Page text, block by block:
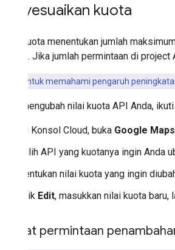
Menyesuaikan kuota
Batas kuota menentukan jumlah
tertentu. Jika jumlah permintaan di
Untuk memahami pengaruh
Untuk mengubah nilai kuota API Anda,
Di Konsol Cloud, buka Google
Pilih API yang kuotanya ingin Anda
Tentukan nilai kuota yang ingin
Klik Edit, masukkan nilai kuota baru,
Melihat permintaan